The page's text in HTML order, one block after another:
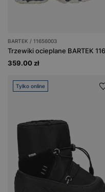
BARTEK / 11656003
359.00 zł
Tylko online